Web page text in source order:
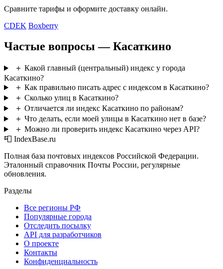
Сравните тарифы и оформите доставку онлайн.
CDEK Boxberry
Частые вопросы — Касаткино
＋ Какой главный (центральный) индекс у города
Касаткино?
＋ Как правильно писать адрес с индексом в Касаткино?
＋ Сколько улиц в Касаткино?
＋ Отличается ли индекс Касаткино по районам?
＋ Что делать, если моей улицы в Касаткино нет в базе?
＋ Можно ли проверить индекс Касаткино через API?
📮 IndexBase.ru
Полная база почтовых индексов Российской Федерации.
Эталонный справочник Почты России, регулярные
обновления.
Разделы
Все регионы РФ
Популярные города
Отследить посылку
API для разработчиков
О проекте
Контакты
Конфиденциальность